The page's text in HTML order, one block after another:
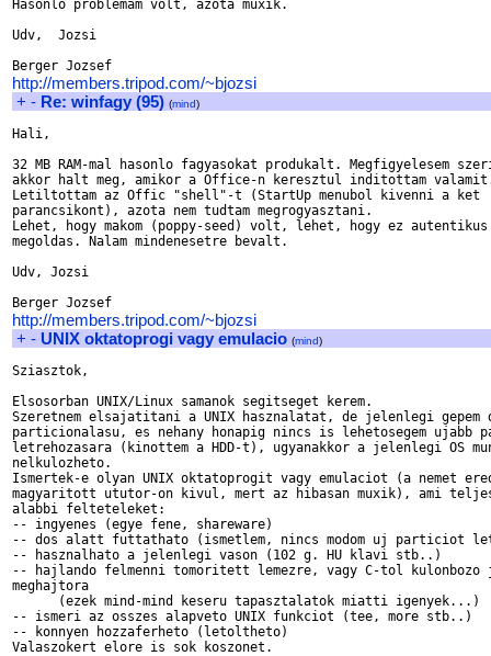
Hasonlo problemam volt, azota muxik.
Udv,  Jozsi
http://members.tripod.com/~bjozsi
+ - Re: winfagy (95) (mind)
Hali,
32 MB RAM-mal hasonlo fagyasokat produkalt. Megfigyelesem
akkor halt meg, amikor a Office-n keresztul inditottam
Letiltottam az Offic "shell"-t (StartUp menubol kivenni a ket
parancsikont), azota nem tudtam megrogyasztani.
Lehet, hogy makom (poppy-seed) volt, lehet, hogy ez
megoldas. Nalam mindenesetre bevalt.
Udv, Jozsi
http://members.tripod.com/~bjozsi
+ - UNIX oktatoprogi vagy emulacio (mind)
Sziasztok,
Elsosorban UNIX/Linux samanok segitseget kerem.
Szeretnem elsajatitani a UNIX hasznalatat, de jelenlegi gepem
particionalasu, es nehany honapig nincs is lehetosegem ujabb
letrehozasara (kinottem a HDD-t), ugyanakkor a jelenlegi OS
nelkulozheto.
Ismertek-e olyan UNIX oktatoprogit vagy emulaciot (a nemet
magyaritott ututor-on kivul, mert az hibasan muxik), ami
alabbi felteteleket:
-- ingyenes (egye fene, shareware)
-- dos alatt futtathato (ismetlem, nincs modom uj particiot
-- hasznalhato a jelenlegi vason (102 g. HU klavi stb..)
-- hajlando felmenni tomoritett lemezre, vagy C-tol kulonbozo
meghajtora
      (ezek mind-mind keseru tapasztalatok miatti igenyek...)
-- ismeri az osszes alapveto UNIX funkciot (tee, more stb..)
-- konnyen hozzaferheto (letoltheto)
Valaszokert elore is sok koszonet.